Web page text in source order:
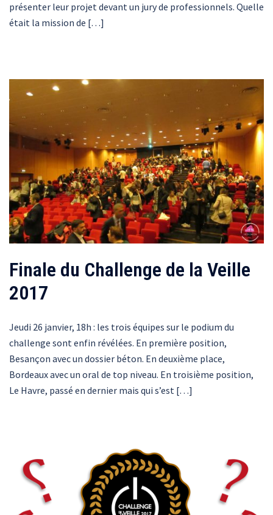
présenter leur projet devant un jury de professionnels. Quelle
était la mission de […]
Finale du Challenge de la Veille
2017
Jeudi 26 janvier, 18h : les trois équipes sur le podium du
challenge sont enfin révélées. En première position,
Besançon avec un dossier béton. En deuxième place,
Bordeaux avec un oral de top niveau. En troisième position,
Le Havre, passé en dernier mais qui s’est […]